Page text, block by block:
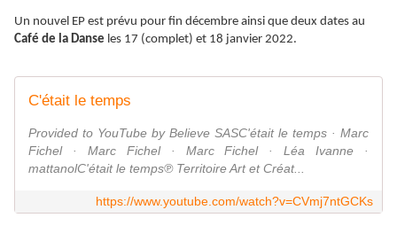
Un nouvel EP est prévu pour fin décembre ainsi que deux dates au
Café de la Danse les 17 (complet) et 18 janvier 2022.
C'était le temps
Provided to YouTube by Believe SASC'était le temps · Marc
Fichel · Marc Fichel · Marc Fichel · Léa Ivanne ·
mattanolC'était le temps℗ Territoire Art et Créat...
https://www.youtube.com/watch?v=CVmj7ntGCKs